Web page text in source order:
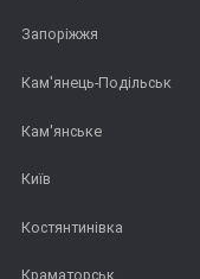
Запоріжжя
Кам'янець-Подільськ
Кам'янське
Київ
Костянтинівка
Краматорськ